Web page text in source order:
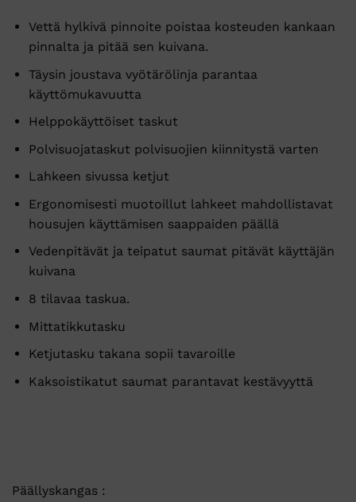
Vettä hylkivä pinnoite poistaa kosteuden kankaan
pinnalta ja pitää sen kuivana.
Täysin joustava vyötärölinja parantaa
käyttömukavuutta
Helppokäyttöiset taskut
Polvisuojataskut polvisuojien kiinnitystä varten
Lahkeen sivussa ketjut
Ergonomisesti muotoillut lahkeet mahdollistavat
housujen käyttämisen saappaiden päällä
Vedenpitävät ja teipatut saumat pitävät käyttäjän
kuivana
8 tilavaa taskua.
Mittatikkutasku
Ketjutasku takana sopii tavaroille
Kaksoistikatut saumat parantavat kestävyyttä
Päällyskangas :